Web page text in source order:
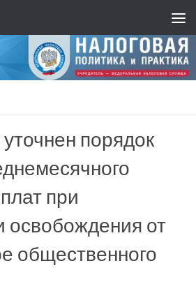
порядок
при
освобождения от
общественного